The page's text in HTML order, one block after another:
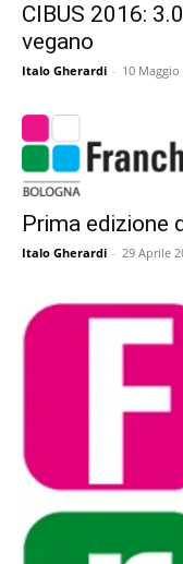
CIBUS 2016:
vegano
Italo Gherardi - 10 Maggio
Prima edizione
Italo Gherardi - 29 Aprile